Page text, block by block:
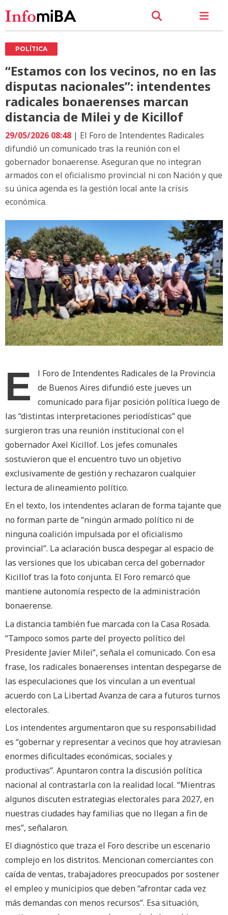
POLÍTICA
“Estamos con los vecinos, no en las
disputas nacionales”: intendentes
radicales bonaerenses marcan
distancia de Milei y de Kicillof
29/05/2026 08:48 | El Foro de Intendentes Radicales
difundió un comunicado tras la reunión con el
gobernador bonaerense. Aseguran que no integran
armados con el oficialismo provincial ni con Nación y que
su única agenda es la gestión local ante la crisis
económica.
E
l Foro de Intendentes Radicales de la Provincia
de Buenos Aires difundió este jueves un
comunicado para fijar posición política luego de
las “distintas interpretaciones periodísticas” que
surgieron tras una reunión institucional con el
gobernador Axel Kicillof. Los jefes comunales
sostuvieron que el encuentro tuvo un objetivo
exclusivamente de gestión y rechazaron cualquier
lectura de alineamiento político.
En el texto, los intendentes aclaran de forma tajante que
no forman parte de “ningún armado político ni de
ninguna coalición impulsada por el oficialismo
provincial”. La aclaración busca despegar al espacio de
las versiones que los ubicaban cerca del gobernador
Kicillof tras la foto conjunta. El Foro remarcó que
mantiene autonomía respecto de la administración
bonaerense.
La distancia también fue marcada con la Casa Rosada.
“Tampoco somos parte del proyecto político del
Presidente Javier Milei”, señala el comunicado. Con esa
frase, los radicales bonaerenses intentan despegarse de
las especulaciones que los vinculan a un eventual
acuerdo con La Libertad Avanza de cara a futuros turnos
electorales.
Los intendentes argumentaron que su responsabilidad
es “gobernar y representar a vecinos que hoy atraviesan
enormes dificultades económicas, sociales y
productivas”. Apuntaron contra la discusión política
nacional al contrastarla con la realidad local. “Mientras
algunos discuten estrategias electorales para 2027, en
nuestras ciudades hay familias que no llegan a fin de
mes”, señalaron.
El diagnóstico que traza el Foro describe un escenario
complejo en los distritos. Mencionan comerciantes con
caída de ventas, trabajadores preocupados por sostener
el empleo y municipios que deben “afrontar cada vez
más demandas con menos recursos”. Esa situación,